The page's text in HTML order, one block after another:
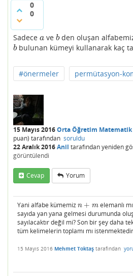
0
0
Sadece a
ave b
bden oluşan
b
bbulunan kümeyi kullanarak kaç
#önermeler permütasyon-
15 Mayıs 2016Orta Öğretim Matematik
puan) tarafından soruldu
22 Aralık 2016Anil tarafındanyeniden
görüntülendi
Cevap Yorum
Yani alfabe kümemiz n + m
n+m
elemanlı
sayıda yan yana gelmesi durumunda
sayılacaktır değil mi? Son bir şey daha
tüm kelimelerin toplamı mı
15 Mayıs 2016 Mehmet Toktaş tarafından